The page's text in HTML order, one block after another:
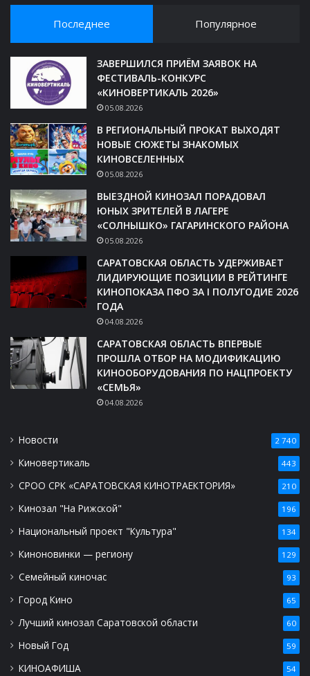
Последнее Популярное
ЗАВЕРШИЛСЯ ПРИЁМ ЗАЯВОК НА
ФЕСТИВАЛЬ-КОНКУРС
«КИНОВЕРТИКАЛЬ 2026»
05.08.2026
В РЕГИОНАЛЬНЫЙ ПРОКАТ ВЫХОДЯТ
НОВЫЕ СЮЖЕТЫ ЗНАКОМЫХ
КИНОВСЕЛЕННЫХ
05.08.2026
ВЫЕЗДНОЙ КИНОЗАЛ ПОРАДОВАЛ
ЮНЫХ ЗРИТЕЛЕЙ В ЛАГЕРЕ
«СОЛНЫШКО» ГАГАРИНСКОГО РАЙОНА
05.08.2026
САРАТОВСКАЯ ОБЛАСТЬ УДЕРЖИВАЕТ
ЛИДИРУЮЩИЕ ПОЗИЦИИ В РЕЙТИНГЕ
КИНОПОКАЗА ПФО ЗА I ПОЛУГОДИЕ 2026
ГОДА
04.08.2026
САРАТОВСКАЯ ОБЛАСТЬ ВПЕРВЫЕ
ПРОШЛА ОТБОР НА МОДИФИКАЦИЮ
КИНООБОРУДОВАНИЯ ПО НАЦПРОЕКТУ
«СЕМЬЯ»
04.08.2026
Новости 2 740
Киновертикаль 443
СРОО СРК «САРАТОВСКАЯ КИНОТРАЕКТОРИЯ» 210
Кинозал "На Рижской" 196
Национальный проект "Культура" 134
Киноновинки — региону 129
Семейный киночас 93
Город Кино 65
Лучший кинозал Саратовской области 60
Новый Год 59
КИНОАФИША 54